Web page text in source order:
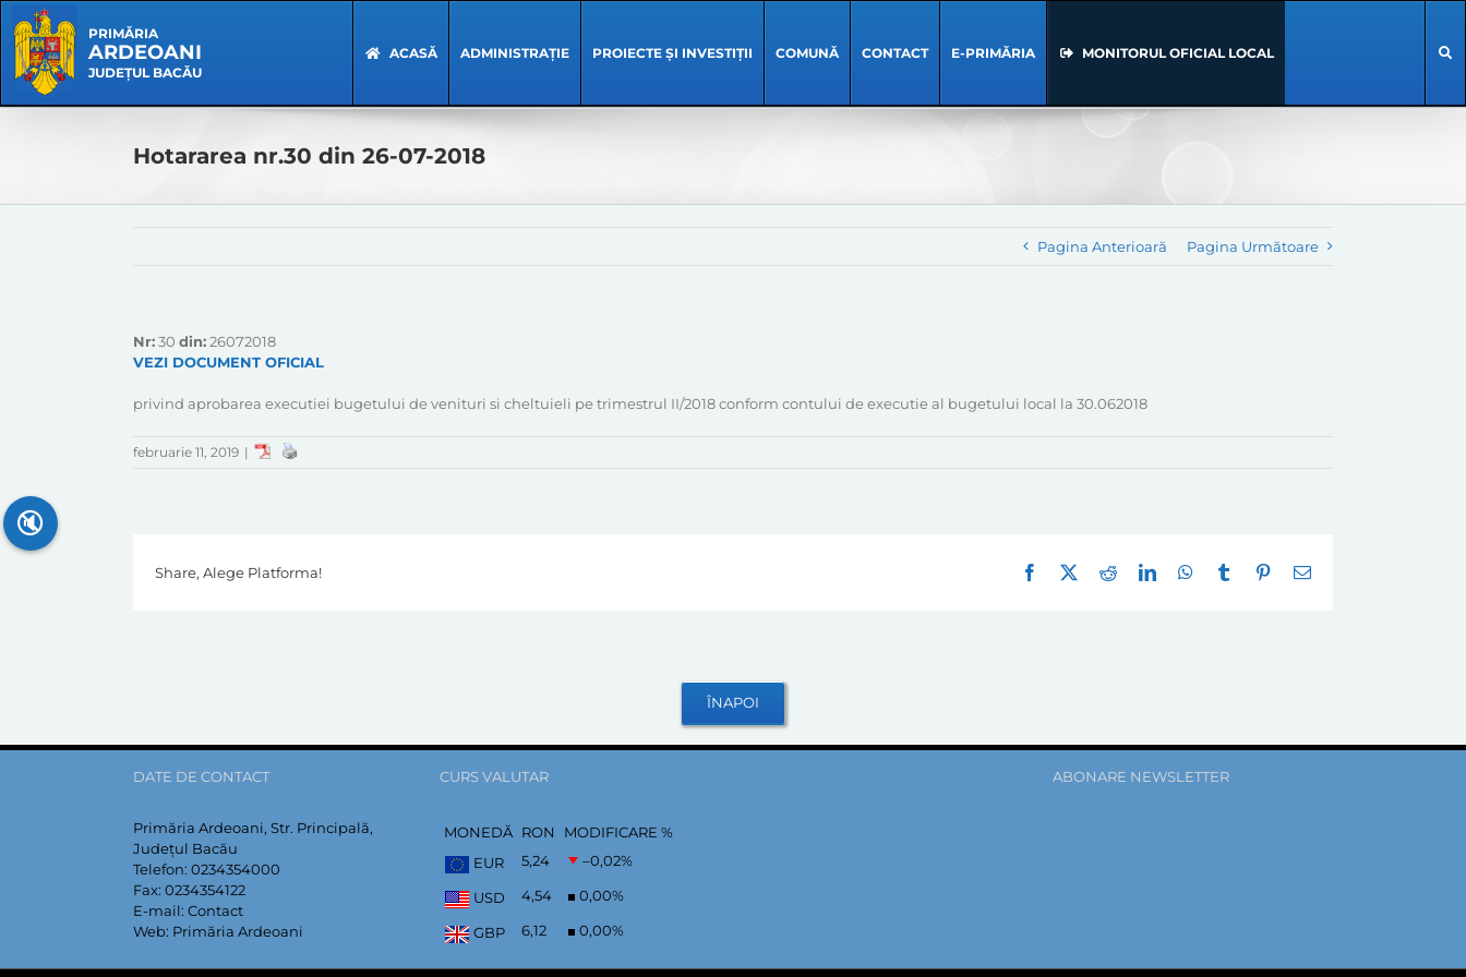
content
Navigation
PRIMĂRIA
ARDEOANI
JUDEȚUL BACĂU
ACASĂ ADMINISTRAȚIE PROIECTE ȘI INVESTIȚII COMUNĂ CONTACT E-PRIMĂRIA MONITORUL OFICIAL LOCAL
Hotararea nr.30 din 26-07-2018
Pagina Anterioară Pagina Următoare
Nr:30 din:26072018
VEZI DOCUMENT OFICIAL
privind aprobarea executiei bugetului de venituri si cheltuieli pe trimestrul II/2018 conform contului de executie al bugetului local la 30.062018
februarie 11, 2019 |
Share, Alege Platforma! Facebook RedditLinkedInWhatsApp
Tumblr Pinterest
E-
DATE DE CONTACT
Primăria Ardeoani, Str. Principală,
Județul Bacău
Telefon: 0234354000
Fax: 0234354122
E-mail: Contact
Web: Primăria Ardeoani
CURS VALUTAR
MONEDĂ RON
MODIFICARE %
EUR
5,24 –0,02%
USD 4,54 0,00%
GBP 6,12 0,00%
ABONARE NEWSLETTER
🔇